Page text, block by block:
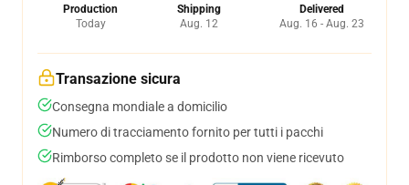
Production
Today
Shipping
Aug. 12
Delivered
Aug. 16 - Aug. 23
Transazione sicura
Consegna mondiale a domicilio
Numero di tracciamento fornito per tutti i pacchi
Rimborso completo se il prodotto non viene ricevuto